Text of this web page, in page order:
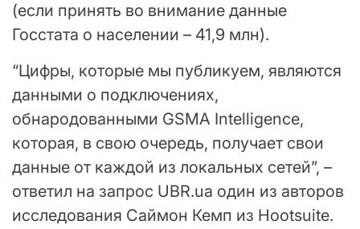
(если принять во внимание данные
Госстата о населении – 41,9 млн).
“Цифры, которые мы публикуем, являются
данными о подключениях,
обнародованными GSMA Intelligence,
которая, в свою очередь, получает свои
данные от каждой из локальных сетей”, –
ответил на запрос UBR.ua один из авторов
исследования Саймон Кемп из Hootsuite.